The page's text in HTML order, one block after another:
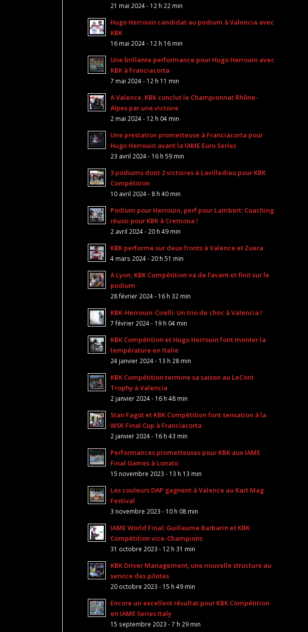
21 mai 2024 - 12 h 22 min
Hugo Herrouin candidat au podium à Valencia avec
KBK
16 mai 2024 - 12 h 16 min
Une brillante performance pour Hugo Herrouin avec
KBK à Franciacorta
7 mai 2024 - 12 h 11 min
A Valence, KBK conclut le Championnat Rhône-
Alpes par une victoire
2 mai 2024 - 12 h 04 min
Une prestation prometteuse à Franciacorta pour
Hugo Herrouin avant la IAME Euro Series
23 avril 2024 - 16 h 59 min
3 podiums dont 2 victoires à Lavilledieu pour KBK
Compétition
10 avril 2024 - 8 h 40 min
Podium pour Herrouin, perf pour Lambert: Coaching
réussi pour KBK à Cremona !
2 avril 2024 - 20 h 49 min
KBK performe sur deux fronts à Valence et Zuera
4 mars 2024 - 20 h 51 min
A Lyon, KBK Compétition va de l’avant et finit sur le
podium
28 février 2024 - 16 h 32 min
KBK-Herrouin-Cirelli: Un trio de choc à Valencia !
7 février 2024 - 19 h 04 min
KBK Compétition et Hugo Herrouin font monter la
température en Italie
24 janvier 2024 - 13 h 28 min
KBK Compétition termine sa saison au LeCont
Trophy à Valencia
2 janvier 2024 - 16 h 48 min
Stan Fagot et KBK Compétition font sensation à la
WSK Final Cup à Franciacorta
2 janvier 2024 - 16 h 43 min
Performances prometteuses pour KBK aux IAME
Final Games à Lonato
15 novembre 2023 - 13 h 13 min
Les couleurs DAP gagnent à Valence au Kart Mag
Festival
3 novembre 2023 - 10 h 08 min
IAME World Final: Guillaume Barbarin et KBK
Compétition vice-Champions
31 octobre 2023 - 12 h 31 min
KBK Driver Management, une nouvelle structure au
service des pilotes
20 octobre 2023 - 15 h 49 min
Encore un excellent résultat pour KBK Compétition
en IAME Series Italy
15 septembre 2023 - 7 h 29 min